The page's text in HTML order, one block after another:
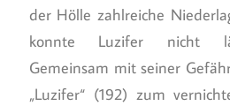
der Hölle zahlreiche
konnte Luzifer nicht
Gemeinsam mit seiner
„Luzifer“ (192) zum